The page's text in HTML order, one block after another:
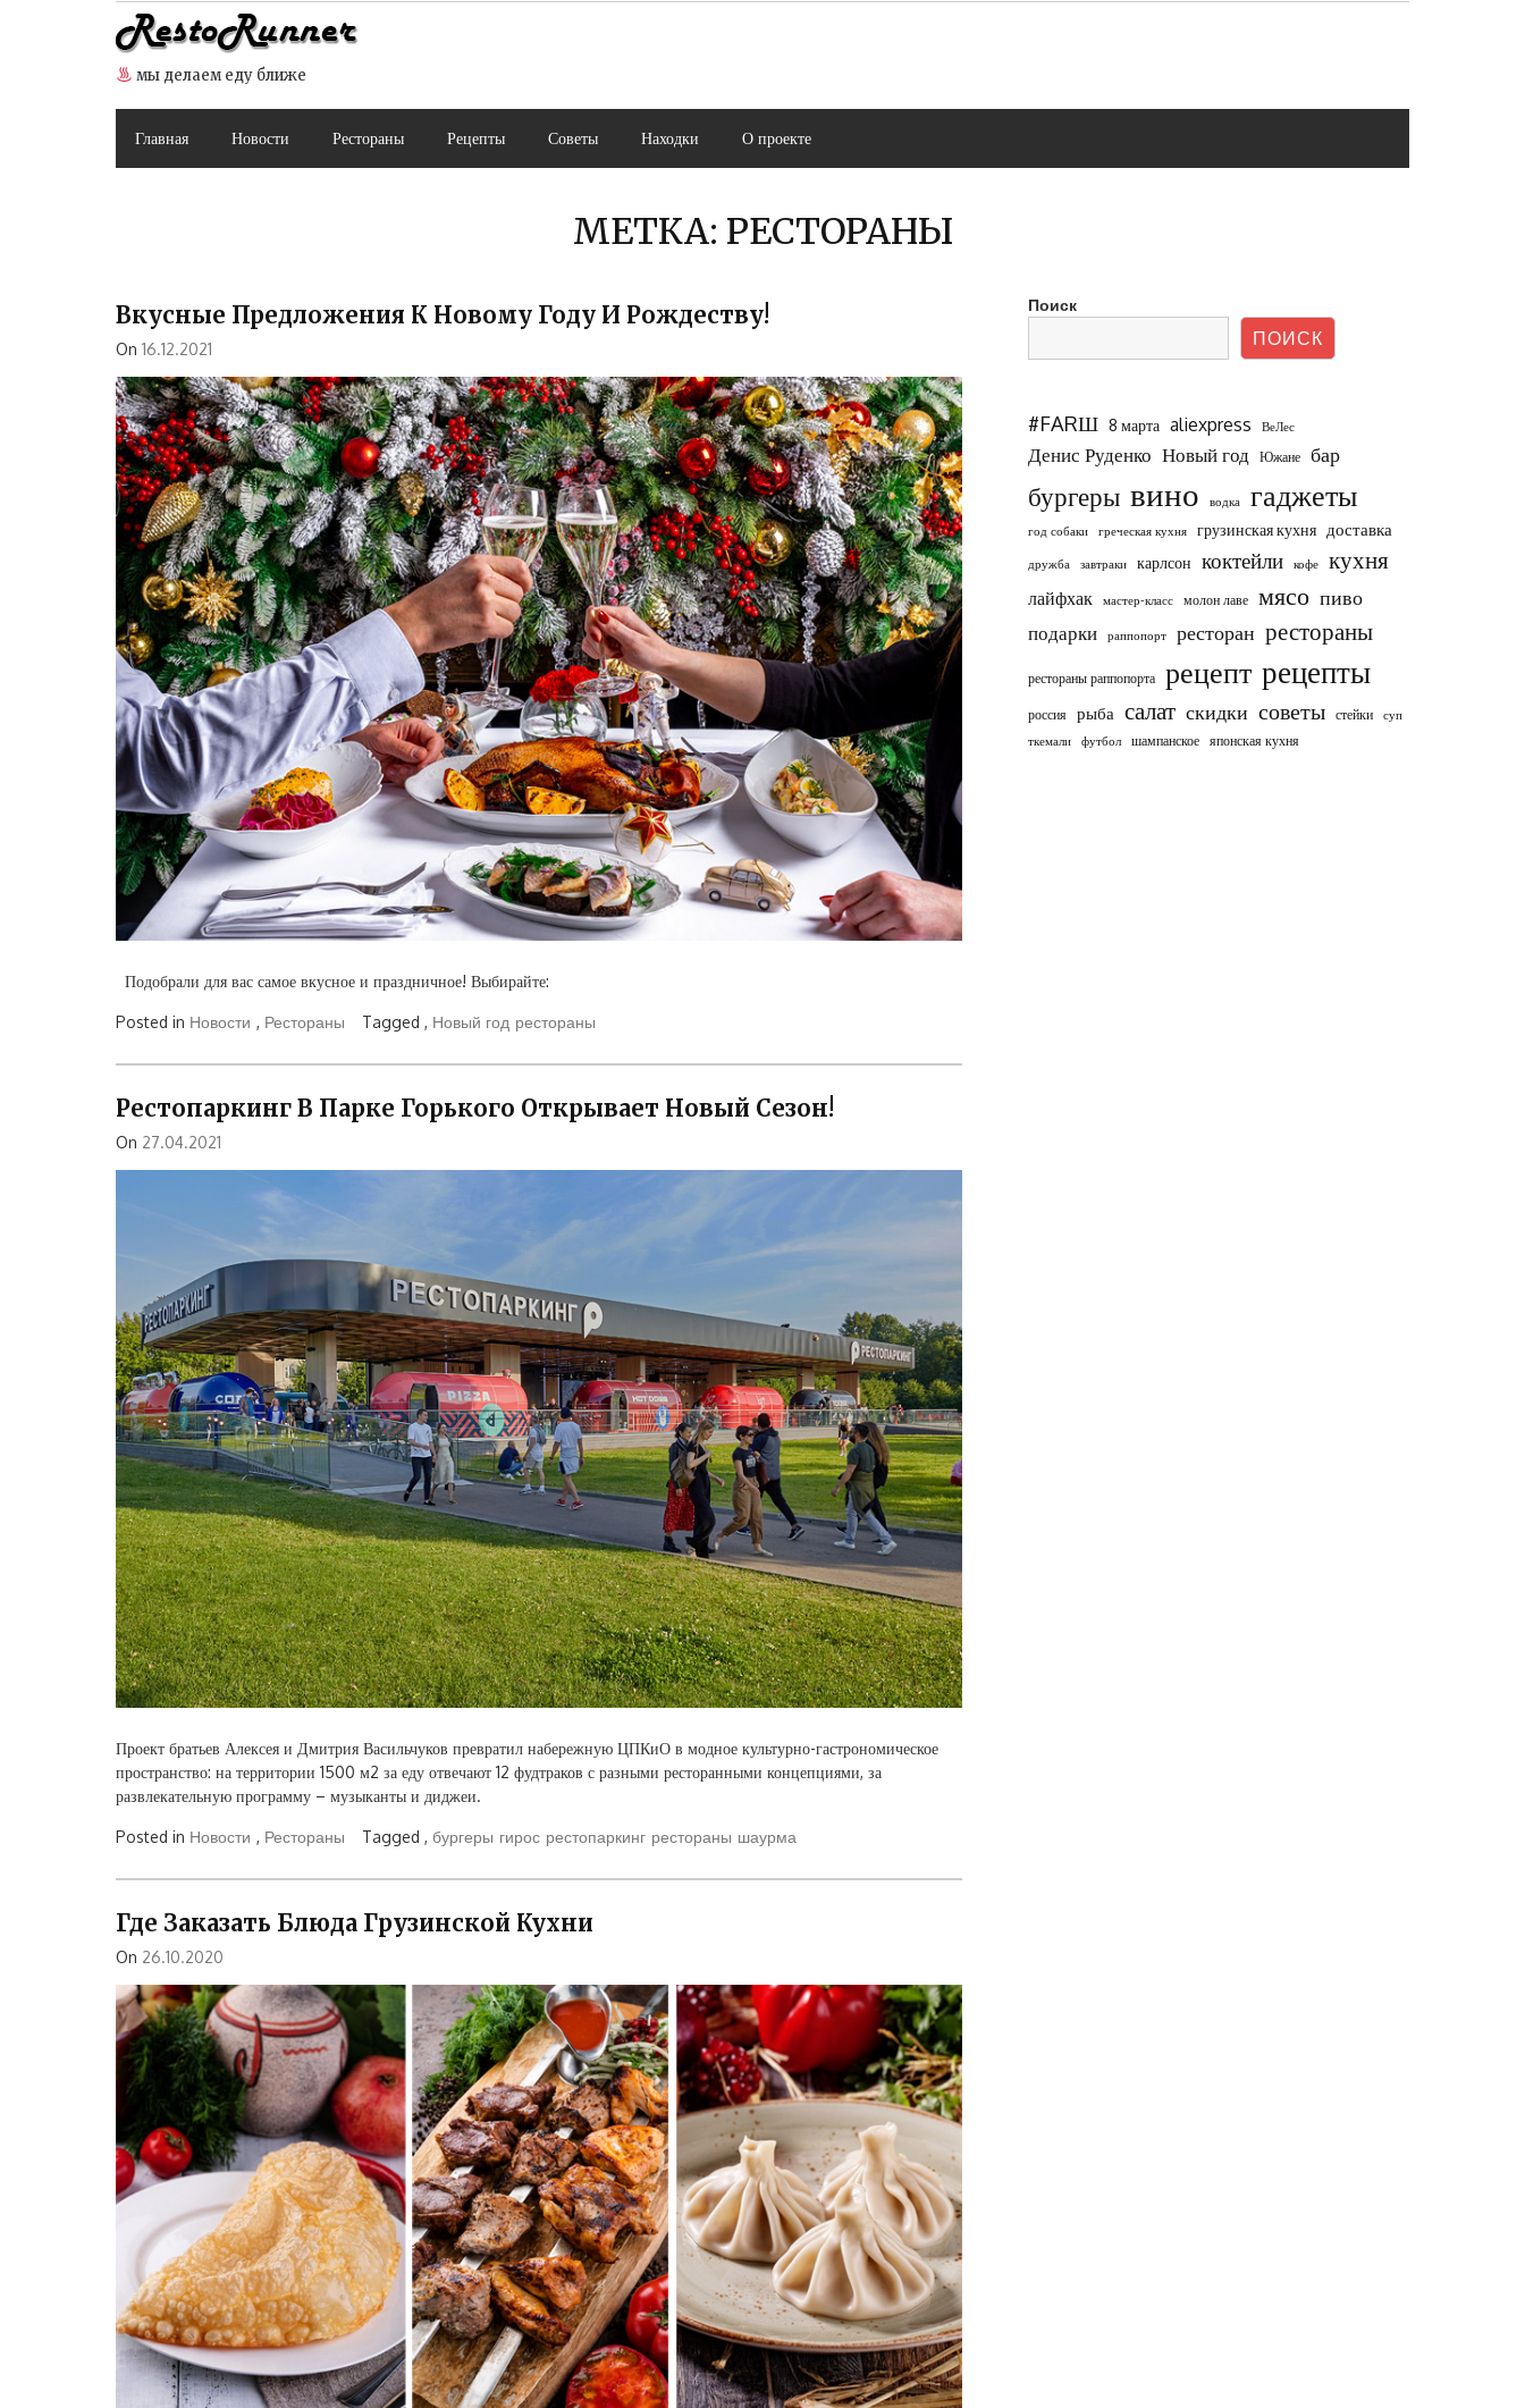
мы делаем еду ближе
Главная Новости Рестораны Рецепты Советы Находки О проекте
МЕТКА: РЕСТОРАНЫ
Вкусные Предложения К Новому Году И Рождеству!
On 16.12.2021
Подобрали для вас самое вкусное и праздничное! Выбирайте:
Posted in Новости , Рестораны Tagged , Новый год рестораны
Рестопаркинг В Парке Горького Открывает Новый Сезон!
On 27.04.2021
Проект братьев Алексея и Дмитрия Васильчуков превратил набережную ЦПКиО в модное культурно-гастрономическое
пространство: на территории 1500 м2 за еду отвечают 12 фудтраков с разными ресторанными концепциями, за
развлекательную программу – музыканты и диджеи.
Posted in Новости , Рестораны Tagged , бургеры гирос рестопаркинг рестораны шаурма
Где Заказать Блюда Грузинской Кухни
On 26.10.2020
Поиск
ПОИСК
#FARШ 8 марта aliexpress ВеЛес
Денис Руденко Новый год Южане бар
бургеры вино водка гаджеты
год собаки греческая кухня грузинская кухня доставка
дружба завтраки карлсон коктейли кофе кухня
лайфхак мастер-класс молон лаве мясо пиво
подарки раппопорт ресторан рестораны
рестораны раппопорта рецепт рецепты
россия рыба салат скидки советы стейки
суп
ткемали
футбол шампанское японская кухня